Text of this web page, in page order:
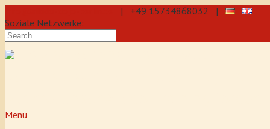
| +49 15734868032 |
Soziale Netzwerke:
Menu